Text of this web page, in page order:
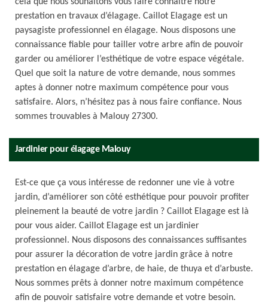
prestation en travaux d’élagage. Caillot Elagage est un
paysagiste professionnel en élagage. Nous disposons une
connaissance fiable pour tailler votre arbre afin de pouvoir
garder ou améliorer l’esthétique de votre espace végétale.
Quel que soit la nature de votre demande, nous sommes
aptes à donner notre maximum compétence pour vous
satisfaire. Alors, n’hésitez pas à nous faire confiance. Nous
sommes trouvables à Malouy 27300.
Jardinier pour élagage Malouy
Est-ce que ça vous intéresse de redonner une vie à votre
jardin, d’améliorer son côté esthétique pour pouvoir profiter
pleinement la beauté de votre jardin ? Caillot Elagage est là
pour vous aider. Caillot Elagage est un jardinier
professionnel. Nous disposons des connaissances suffisantes
pour assurer la décoration de votre jardin grâce à notre
prestation en élagage d’arbre, de haie, de thuya et d’arbuste.
Nous sommes prêts à donner notre maximum compétence
afin de pouvoir satisfaire votre demande et votre besoin.